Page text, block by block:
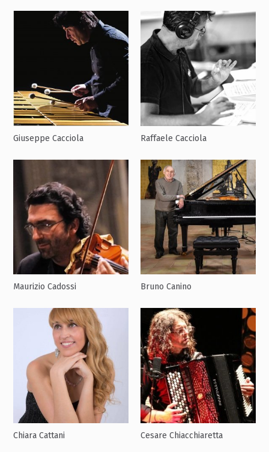
Giuseppe Cacciola Raffaele Cacciola
Maurizio Cadossi Bruno Canino
Chiara Cattani Cesare Chiacchiaretta